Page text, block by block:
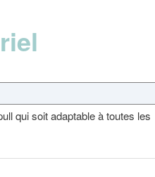
qui soit adaptable à toutes les